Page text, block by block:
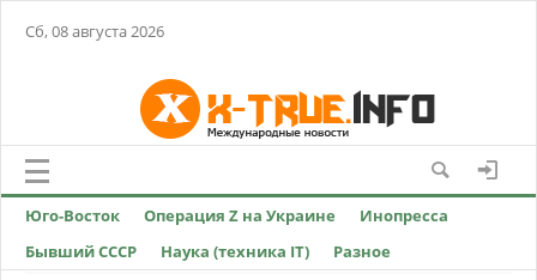
Сб, 08 августа 2026
Юго-Восток Операция Z на Украине
Инопресса
Бывший СССР
Наука (техника IT) Разное